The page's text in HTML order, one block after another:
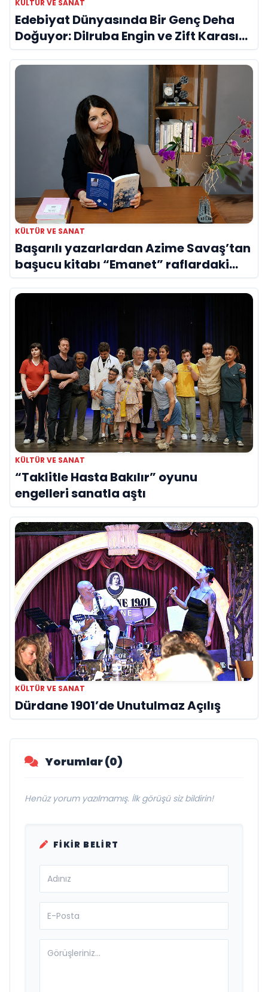
KÜLTÜR VE SANAT
Edebiyat Dünyasında Bir Genç Deha
Doğuyor: Dilruba Engin ve Zift Karası
Evreni ‘AVENOİR’
KÜLTÜR VE SANAT
Başarılı yazarlardan Azime Savaş’tan
başucu kitabı “Emanet” raflardaki
yerini aldı
KÜLTÜR VE SANAT
“Taklitle Hasta Bakılır” oyunu
engelleri sanatla aştı
KÜLTÜR VE SANAT
Dürdane 1901’de Unutulmaz Açılış
Yorumlar (0)
Henüz yorum yazılmamış. İlk görüşü siz bildirin!
FIKIR BELIRT